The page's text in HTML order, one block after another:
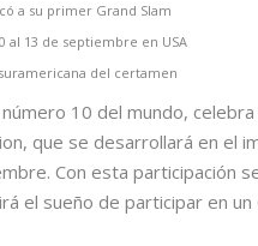
a su primer Grand Slam
al 13 de septiembre en USA
del certamen
10 del mundo,
que se desarrollará en el
Con esta participación
el sueño de participar en un